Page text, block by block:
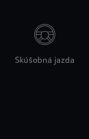
Skúšobná jazda